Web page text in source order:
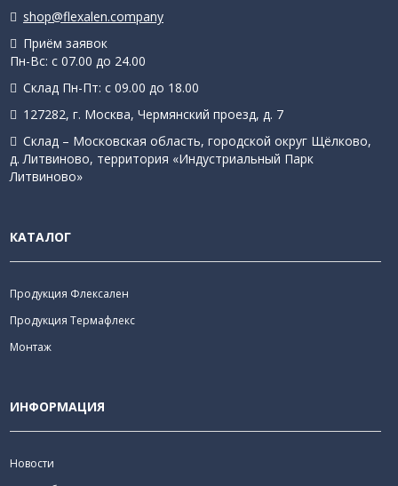
shop@flexalen.company
Приём заявок
Пн-Вс: с 07.00 до 24.00
Склад Пн-Пт: с 09.00 до 18.00
127282, г. Москва, Чермянский проезд, д. 7
Склад – Московская область, городской округ Щёлково,
д. Литвиново, территория «Индустриальный Парк
Литвиново»
КАТАЛОГ
Продукция Флексален
Продукция Термафлекс
Монтаж
ИНФОРМАЦИЯ
Новости